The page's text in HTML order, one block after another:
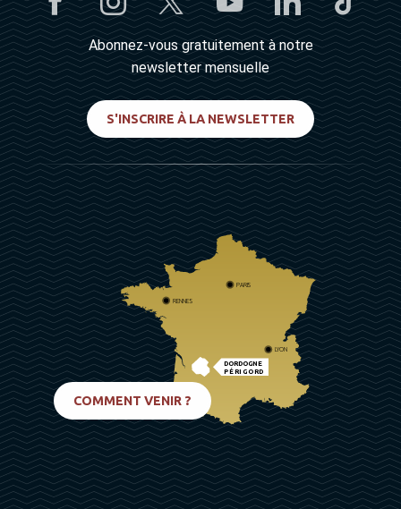
Abonnez-vous gratuitement à notre
newsletter mensuelle
S'INSCRIRE À LA NEWSLETTER
DORDOGNE
PÉRIGORD
PARIS
RENNES
LYON
COMMENT VENIR ?